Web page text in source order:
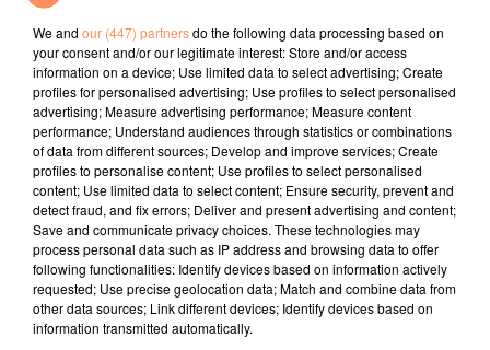
Si cette tendance est extrêmement étrange, elle ne
cesse de faire des adeptes sur Instagram : les filles de
la beauté ont définitivement adopté le concept ! Le
résultat est assez drôle mais reste un peu…
surprenant voire effrayant.
fil actus
4 juillet 2022
Radio Star Live avec Dadju
27 juin 2022
Marseille : une application pour mettre en
relation extras et...
We and our (447) partnersdo the following data processing based on
your consent and/or our legitimate interest: Store and/or access
information on a device; Use limited data to select advertising; Create
profiles for personalised advertising; Use profiles to select personalised
advertising; Measure advertising performance; Measure content
performance; Understand audiences through statistics or combinations
of data from different sources; Develop and improve services; Create
profiles to personalise content; Use profiles to select personalised
content; Use limited data to select content; Ensure security, prevent and
detect fraud, and fix errors; Deliver and present advertising and content;
Save and communicate privacy choices. These technologies may
process personal data such as IP address and browsing data to offer
following functionalities: Identify devices based on information actively
requested; Use precise geolocation data; Match and combine data from
other data sources; Link different devices; Identify devices based on
information transmitted automatically.